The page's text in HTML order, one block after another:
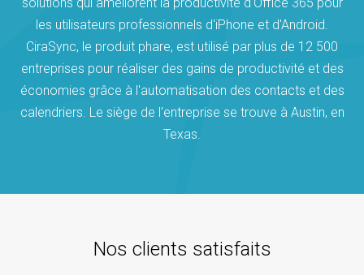
les utilisateurs professionnels d'iPhone et d'Android.
CiraSync, le produit phare, est utilisé par plus de 12 500
entreprises pour réaliser des gains de productivité et des
économies grâce à l'automatisation des contacts et des
calendriers. Le siège de l'entreprise se trouve à Austin, en
Texas.
Nos clients satisfaits